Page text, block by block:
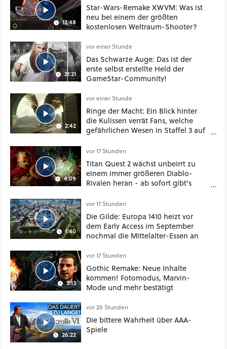
13:48
Star-Wars-Remake XWVM: Was ist
neu bei einem der größten
kostenlosen Weltraum-Shooter?
21:21
vor einer Stunde
Das Schwarze Auge: Das ist der
erste selbst erstellte Held der
GameStar-Community!
2:42
vor einer Stunde
Ringe der Macht: Ein Blick hinter
die Kulissen verrät Fans, welche
gefährlichen Wesen in Staffel 3 auf
4:09
vor 17 Stunden
Titan Quest 2 wächst unbeirrt zu
einem immer größeren Diablo-
Rivalen heran - ab sofort gibt's
Klasse
1:40
vor 17 Stunden
Die Gilde: Europa 1410 heizt vor
dem Early Access im September
nochmal die Mittelalter-Essen an
3:13
vor 17 Stunden
Gothic Remake: Neue Inhalte
kommen! Fotomodus, Marvin-
Mode und mehr bestätigt
26:22
vor 20 Stunden
Die bittere Wahrheit über AAA-
Spiele